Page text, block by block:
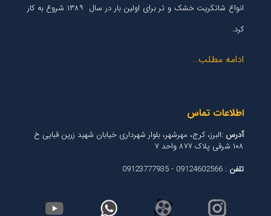
انواع شاتکریت خشک و تر برای اولین بار در سال ۱۳۸۹ شروع به کار
کرد.
ادامه مطلب…
اطلاعات تماس
آدرس :البرز، کرج، مهرشهر، بلوار شهرداری خیابان شهید زرین قبایی خ
۱۰۸ شرقی پلاک ۸۷۷ واحد ۷
تلفن : 09124602566 - 09123777935